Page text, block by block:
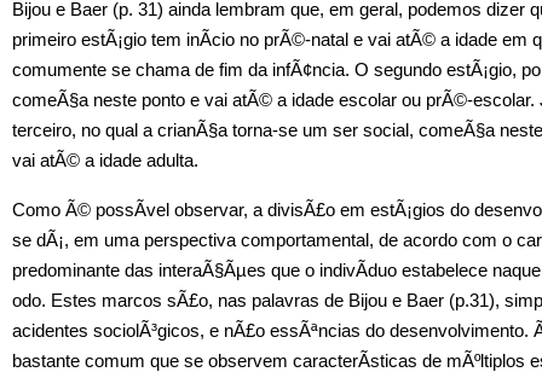
Bijou e Baer (p. 31) ainda lembram que, em geral, podemos dizer
primeiro estÃ¡gio tem inÃ­cio no prÃ©-natal e vai atÃ© a idade em
comumente se chama de fim da infÃ¢ncia. O segundo estÃ¡gio,
comeÃ§a neste ponto e vai atÃ© a idade escolar ou prÃ©-escolar.
terceiro, no qual a crianÃ§a torna-se um ser social, comeÃ§a
vai atÃ© a idade adulta.
Como Ã© possÃ­vel observar, a divisÃ£o em estÃ¡gios do
se dÃ¡, em uma perspectiva comportamental, de acordo com o
predominante das interaÃ§Ãµes que o indivÃ­duo estabelece
odo. Estes marcos sÃ£o, nas palavras de Bijou e Baer (p.31),
acidentes sociolÃ³gicos, e nÃ£o essÃªncias do desenvolvimento.
bastante comum que se observem caracterÃ­sticas de mÃºltiplos